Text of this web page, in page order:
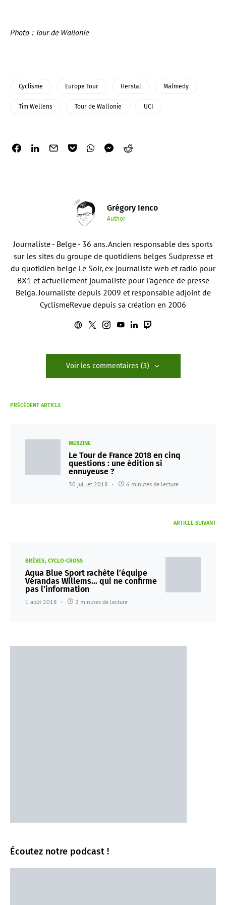
Photo : Tour de Wallonie
Cyclisme Europe Tour Herstal Malmedy
Tim Wellens Tour de Wallonie UCI
Grégory Ienco
Author
Journaliste - Belge - 36 ans. Ancien responsable des sports
sur les sites du groupe de quotidiens belges Sudpresse et
du quotidien belge Le Soir, ex-journaliste web et radio pour
BX1 et actuellement journaliste pour l'agence de presse
Belga. Journaliste depuis 2009 et responsable adjoint de
CyclismeRevue depuis sa création en 2006
Voir les commentaires (3)
PRÉCÉDENT ARTICLE
WEBZINE
Le Tour de France 2018 en cinq
questions : une édition si
ennuyeuse ?
30 juillet 2018 6 minutes de lecture
ARTICLE SUIVANT
BRÈVES CYCLO-CROSS
Aqua Blue Sport rachète l’équipe
Vérandas Willems… qui ne confirme
pas l’information
1 août 2018 2 minutes de lecture
Écoutez notre podcast !